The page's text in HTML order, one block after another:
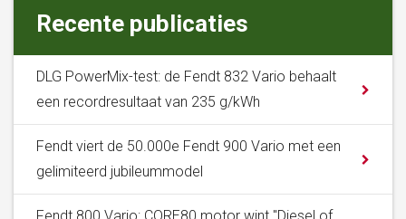
Recente publicaties
DLG PowerMix-test: de Fendt 832 Vario behaalt
een recordresultaat van 235 g/kWh
Fendt viert de 50.000e Fendt 900 Vario met een
gelimiteerd jubileummodel